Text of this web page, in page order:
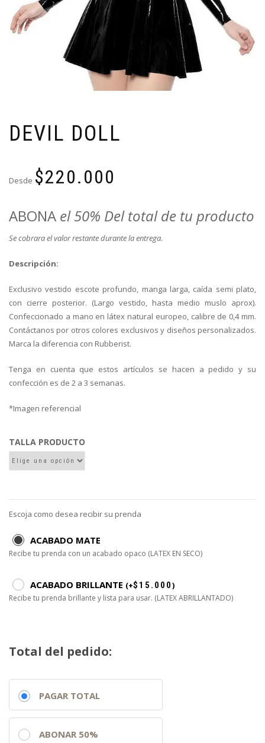
DEVIL DOLL
Desde $220.000
ABONA el 50% Del total de tu producto
Se cobrara el valor restante durante la entrega.
Descripción:
Exclusivo vestido escote profundo, manga larga, caída semi plato,
con cierre posterior. (Largo vestido, hasta medio muslo aprox).
Confeccionado a mano en látex natural europeo, calibre de 0,4 mm.
Contáctanos por otros colores exclusivos y diseños personalizados.
Marca la diferencia con Rubberist.
Tenga en cuenta que estos artículos se hacen a pedido y su
confección es de 2 a 3 semanas.
*Imagen referencial
TALLA PRODUCTO
Escoja como desea recibir su prenda
ACABADO MATE
Recibe tu prenda con un acabado opaco (LATEX EN SECO)
ACABADO BRILLANTE (+$ 15.000)
Recibe tu prenda brillante y lista para usar. (LATEX ABRILLANTADO)
Total del pedido:
ABONAR 50%
PAGAR TOTAL